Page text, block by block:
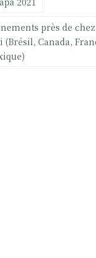
près de chez
(Brésil, Canada,